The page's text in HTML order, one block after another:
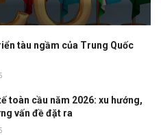
tàu ngầm của Trung Quốc
toàn cầu năm 2026: xu hướng,
vấn đề đặt ra